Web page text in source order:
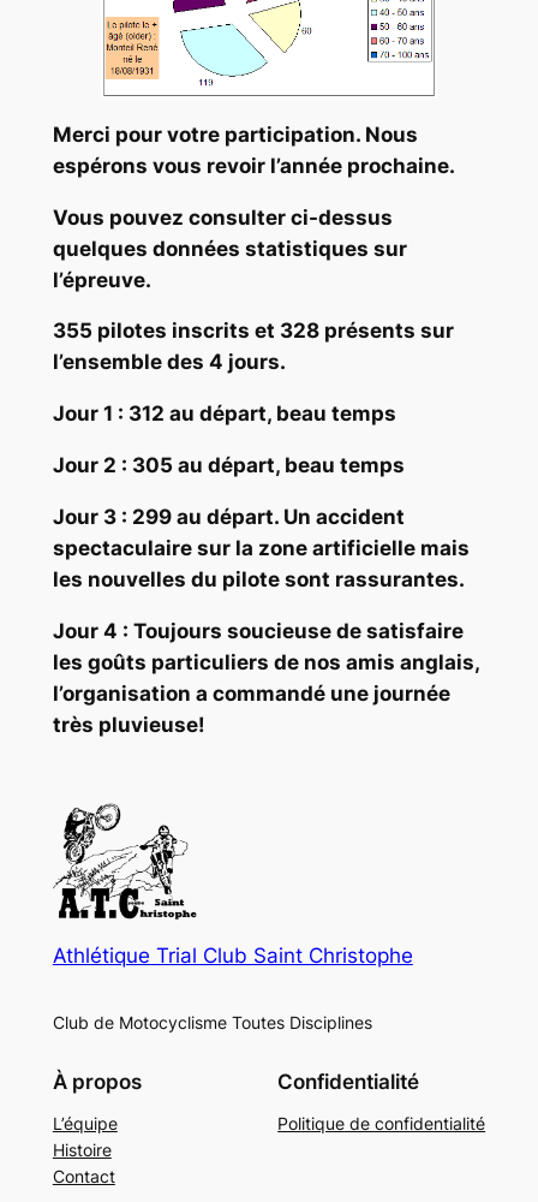
Merci pour votre participation. Nous
espérons vous revoir l’année prochaine.
Vous pouvez consulter ci-dessus
quelques données statistiques sur
l’épreuve.
355 pilotes inscrits et 328 présents sur
l’ensemble des 4 jours.
Jour 1 : 312 au départ, beau temps
Jour 2 : 305 au départ, beau temps
Jour 3 : 299 au départ. Un accident
spectaculaire sur la zone artificielle mais
les nouvelles du pilote sont rassurantes.
Jour 4 : Toujours soucieuse de satisfaire
les goûts particuliers de nos amis anglais,
l’organisation a commandé une journée
très pluvieuse!
Athlétique Trial Club Saint Christophe
Club de Motocyclisme Toutes Disciplines
À propos
L’équipe
Histoire
Contact
Confidentialité
Politique de confidentialité